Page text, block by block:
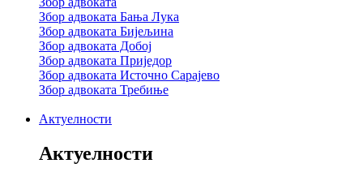
Збор адвоката Бања Лука
Збор адвоката Бијељина
Збор адвоката Добој
Збор адвоката Приједор
Збор адвоката Источно Сарајево
Збор адвоката Требиње
Актуелности
Актуелности